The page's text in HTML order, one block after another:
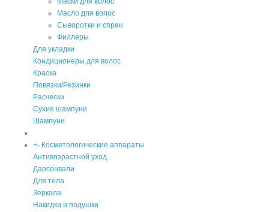
Масло для волос
Сыворотки и спреи
Филлеры
Для укладки
Кондиционеры для волос
Краска
Повязки/Резинки
Расчески
Сухие шампуни
Шампуни
+- Косметологические аппараты
Антивозрастной уход
Дарсонвали
Для тела
Зеркала
Накидки и подушки